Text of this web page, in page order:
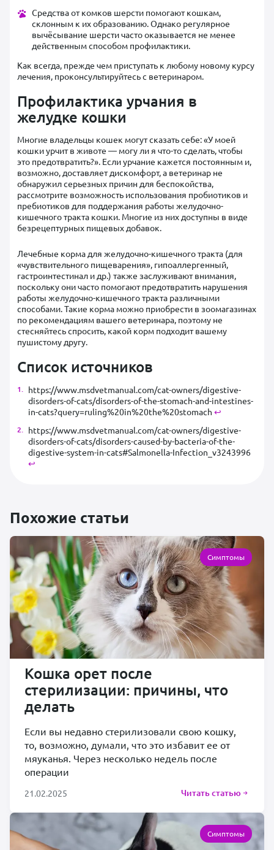
Средства от комков шерсти помогают кошкам,
склонным к их образованию. Однако регулярное
вычёсывание шерсти часто оказывается не менее
действенным способом профилактики.
Как всегда, прежде чем приступать к любому новому курсу
лечения, проконсультируйтесь с ветеринаром.
Профилактика урчания в
желудке кошки
Многие владельцы кошек могут сказать себе: «У моей
кошки урчит в животе — могу ли я что-то сделать, чтобы
это предотвратить?». Если урчание кажется постоянным и,
возможно, доставляет дискомфорт, а ветеринар не
обнаружил серьезных причин для беспокойства,
рассмотрите возможность использования пробиотиков и
пребиотиков для поддержания работы желудочно-
кишечного тракта кошки. Многие из них доступны в виде
безрецептурных пищевых добавок.
Лечебные корма для желудочно-кишечного тракта (для
«чувствительного пищеварения», гипоаллергенный,
гастроинтестинал и др.) также заслуживают внимания,
поскольку они часто помогают предотвратить нарушения
работы желудочно-кишечного тракта различными
способами. Такие корма можно приобрести в зоомагазинах
по рекомендациям вашего ветеринара, поэтому не
стесняйтесь спросить, какой корм подходит вашему
пушистому другу.
Список источников
https://www.msdvetmanual.com/cat-owners/digestive-
disorders-of-cats/disorders-of-the-stomach-and-intestines-
in-cats?query=ruling%20in%20the%20stomach ↩︎
https://www.msdvetmanual.com/cat-owners/digestive-
disorders-of-cats/disorders-caused-by-bacteria-of-the-
digestive-system-in-cats#Salmonella-Infection_v3243996
↩︎
Похожие статьи
Кошка орет после
стерилизации: причины, что
делать
Если вы недавно стерилизовали свою кошку,
то, возможно, думали, что это избавит ее от
мяуканья. Через несколько недель после
операции
21.02.2025 Читать статью
Симптомы
Симптомы